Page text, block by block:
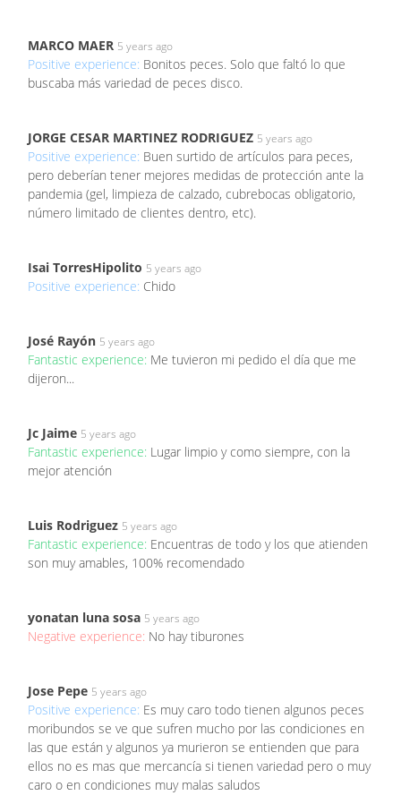
MARCO MAER 5 years ago
Positive experience: Bonitos peces. Solo que faltó lo que
buscaba más variedad de peces disco.
JORGE CESAR MARTINEZ RODRIGUEZ 5 years ago
Positive experience: Buen surtido de artículos para peces,
pero deberían tener mejores medidas de protección ante la
pandemia (gel, limpieza de calzado, cubrebocas obligatorio,
número limitado de clientes dentro, etc).
Isai TorresHipolito 5 years ago
Positive experience: Chido
José Rayón 5 years ago
Fantastic experience: Me tuvieron mi pedido el día que me
dijeron...
Jc Jaime 5 years ago
Fantastic experience: Lugar limpio y como siempre, con la
mejor atención
Luis Rodriguez 5 years ago
Fantastic experience: Encuentras de todo y los que atienden
son muy amables, 100% recomendado
yonatan luna sosa 5 years ago
Negative experience: No hay tiburones
Jose Pepe 5 years ago
Positive experience: Es muy caro todo tienen algunos peces
moribundos se ve que sufren mucho por las condiciones en
las que están y algunos ya murieron se entienden que para
ellos no es mas que mercancía si tienen variedad pero o muy
caro o en condiciones muy malas saludos